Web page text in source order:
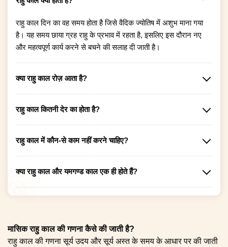
राहु काल दिन का वह समय होता है जिसे वैदिक ज्योतिष में अशुभ माना गया
है। यह समय छाया ग्रह राहु के प्रभाव में रहता है, इसलिए इस दौरान नए
और महत्वपूर्ण कार्य करने से बचने की सलाह दी जाती है।
क्या राहु काल रोज़ आता है?
राहु काल कितनी देर का होता है?
राहु काल में कौन-से काम नहीं करने चाहिए?
क्या राहु काल और यमगण्ड काल एक ही होते हैं?
मासिक राहु काल की गणना कैसे की जाती है?
राहु काल की गणना सूर्य उदय और सूर्य अस्त के समय के आधार पर की जाती